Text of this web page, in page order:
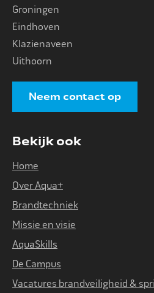
Groningen
Eindhoven
Klazienaveen
Uithoorn
Neem contact op
Bekijk ook
Home
Over Aqua+
Brandtechniek
Missie en visie
AquaSkills
De Campus
Vacatures brandveiligheid &